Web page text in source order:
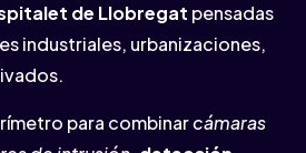
de Llobregat pensadas
industriales, urbanizaciones,
para combinarcámaras